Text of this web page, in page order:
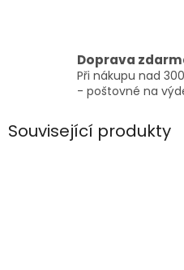
Doprava
Při nákupu nad
- poštovné na
Související produkty